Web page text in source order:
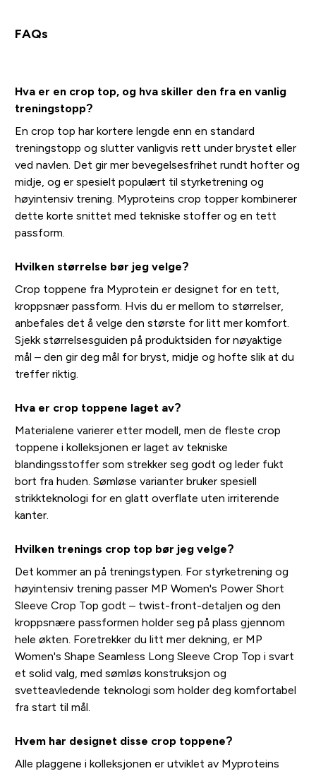
FAQs
Hva er en crop top, og hva skiller den fra en vanlig
treningstopp?
En crop top har kortere lengde enn en standard
treningstopp og slutter vanligvis rett under brystet eller
ved navlen. Det gir mer bevegelsesfrihet rundt hofter og
midje, og er spesielt populært til styrketrening og
høyintensiv trening. Myproteins crop topper kombinerer
dette korte snittet med tekniske stoffer og en tett
passform.
Hvilken størrelse bør jeg velge?
Crop toppene fra Myprotein er designet for en tett,
kroppsnær passform. Hvis du er mellom to størrelser,
anbefales det å velge den største for litt mer komfort.
Sjekk størrelsesguiden på produktsiden for nøyaktige
mål – den gir deg mål for bryst, midje og hofte slik at du
treffer riktig.
Hva er crop toppene laget av?
Materialene varierer etter modell, men de fleste crop
toppene i kolleksjonen er laget av tekniske
blandingsstoffer som strekker seg godt og leder fukt
bort fra huden. Sømløse varianter bruker spesiell
strikkteknologi for en glatt overflate uten irriterende
kanter.
Hvilken trenings crop top bør jeg velge?
Det kommer an på treningstypen. For styrketrening og
høyintensiv trening passer MP Women's Power Short
Sleeve Crop Top godt – twist-front-detaljen og den
kroppsnære passformen holder seg på plass gjennom
hele økten. Foretrekker du litt mer dekning, er MP
Women's Shape Seamless Long Sleeve Crop Top i svart
et solid valg, med sømløs konstruksjon og
svetteavledende teknologi som holder deg komfortabel
fra start til mål.
Hvem har designet disse crop toppene?
Alle plaggene i kolleksjonen er utviklet av Myproteins